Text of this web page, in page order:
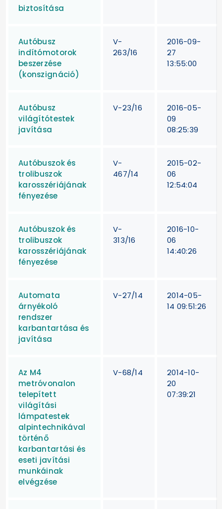
biztosítása
Autóbusz
indítómotorok
beszerzése
(konszignáció)
V-
263/16
2016-09-
27
13:55:00
Autóbusz
világítótestek
javítása
V-23/16
2016-05-
09
08:25:39
Autóbuszok és
trolibuszok
karosszériájának
fényezése
V-
467/14
2015-02-
06
12:54:04
Autóbuszok és
trolibuszok
karosszériájának
fényezése
V-
313/16
2016-10-
06
14:40:26
Automata
árnyékoló
rendszer
karbantartása és
javítása
V-27/14
2014-05-
14 09:51:26
Az M4
metróvonalon
telepített
világítási
lámpatestek
alpintechnikával
történő
karbantartási és
eseti javítási
munkáinak
elvégzése
V-68/14
2014-10-
20
07:39:21